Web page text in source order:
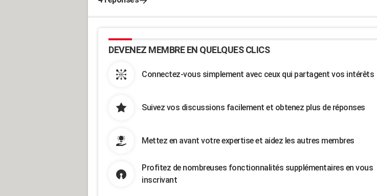
DEVENEZ MEMBRE EN QUELQUES CLICS
Connectez-vous simplement avec ceux qui partagent vos intérêts
Suivez vos discussions facilement et obtenez plus de réponses
Mettez en avant votre expertise et aidez les autres membres
Profitez de nombreuses fonctionnalités supplémentaires en vous
inscrivant